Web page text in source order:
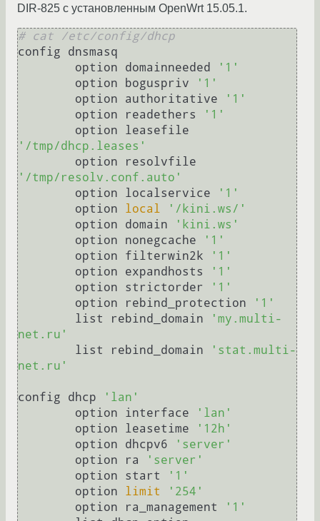
DIR-825 с установленным OpenWrt 15.05.1.
# cat /etc/config/dhcp
config dnsmasq
	option domainneeded
'1'
	option boguspriv
'1'
	option authoritative
'1'
	option readethers
'1'
'/tmp/dhcp.leases'
'/tmp/resolv.conf.auto'
	option localservice
'1'
	option
local
'/kini.ws/'
	option domain
'kini.ws'
	option nonegcache
'1'
	option filterwin2k
'1'
	option expandhosts
'1'
	option strictorder
'1'
	option rebind_protection
'1'
	list rebind_domain
'my.multi-
net.ru'
	list rebind_domain
'stat.multi-
net.ru'
config dhcp
'lan'
	option interface
'lan'
	option leasetime
'12h'
	option dhcpv6
'server'
	option ra
'server'
	option start
'1'
	option
limit
'254'
	option ra_management
'1'